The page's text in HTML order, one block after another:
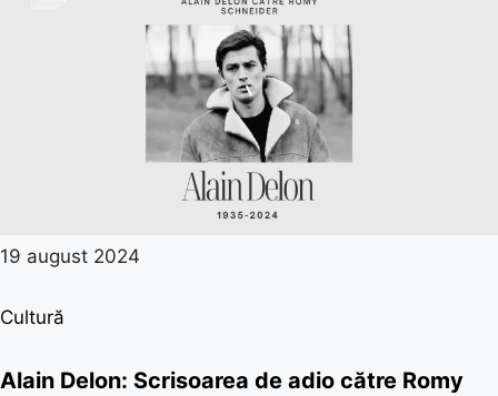
19 august 2024
Cultură
Alain Delon: Scrisoarea de adio către Romy